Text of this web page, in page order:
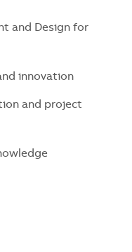
and Design for
innovation
and project